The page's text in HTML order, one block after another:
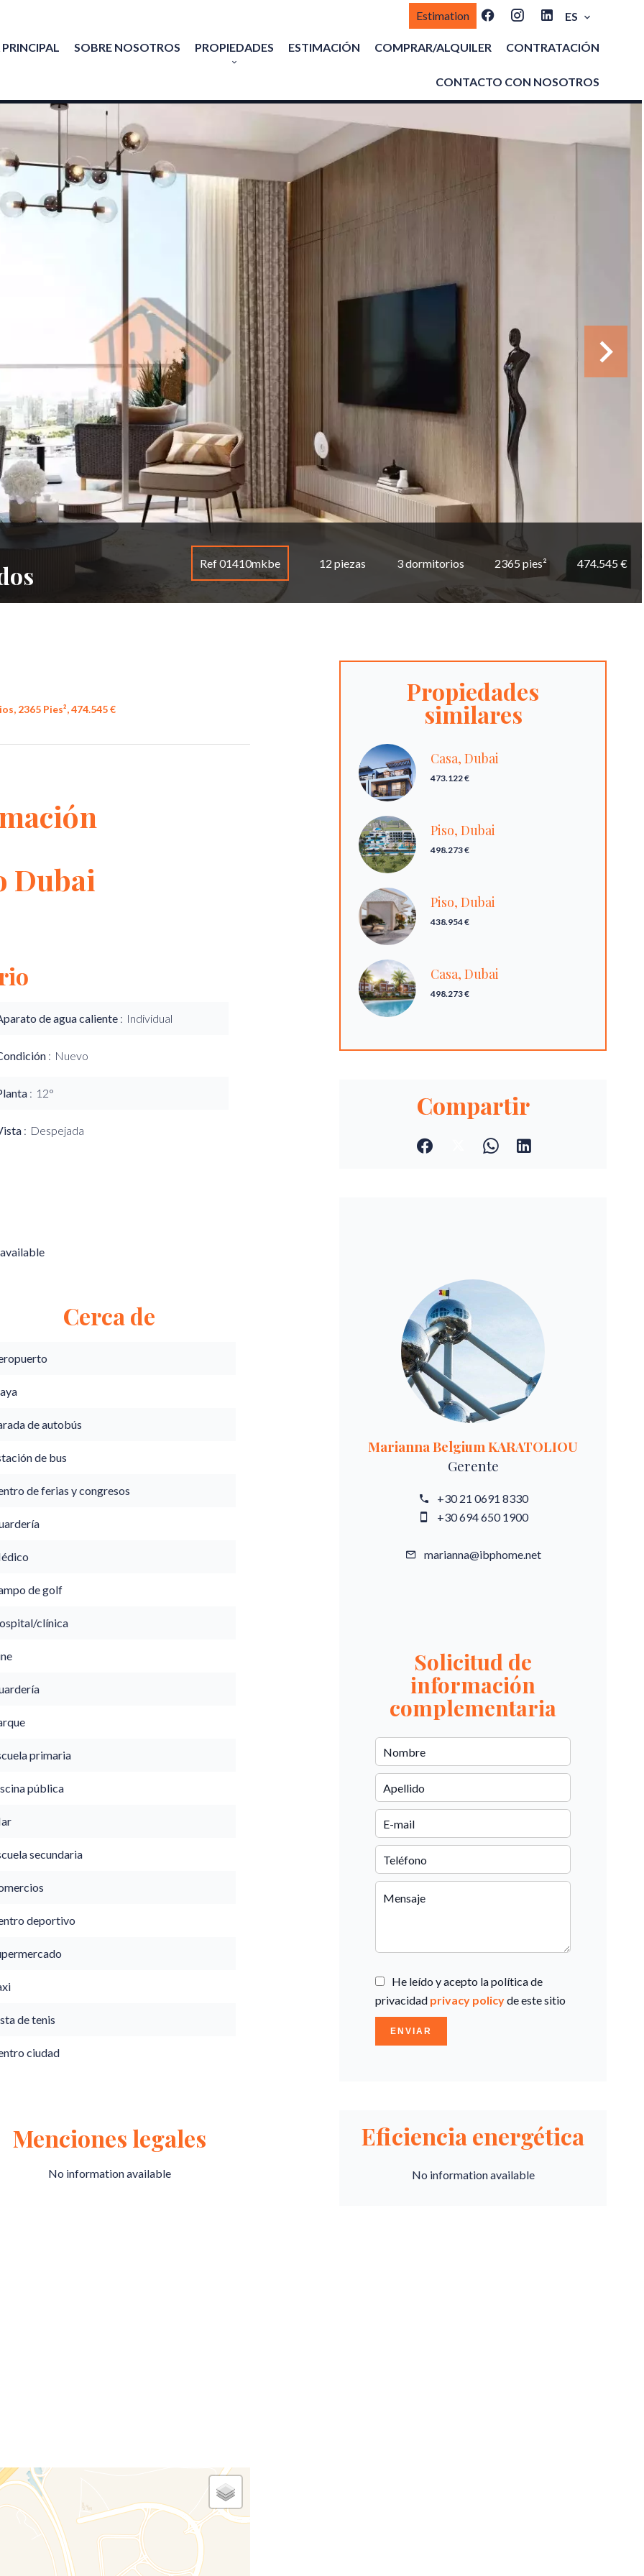
Estimation ES
SOBRE NOSOTROS PROPIEDADES ESTIMACIÓN COMPRAR/ALQUILER CONTRATACIÓN
CONTACTO CON NOSOTROS
Ref 01410mkbe 12 piezas 3 dormitorios 2365 pies² 474.545 €
2365 Pies², 474.545 €
Dubai
de agua caliente Individual
Nuevo
12°
Despejada
Cerca de
de autobús
de bus
de ferias y congresos
de golf
clínica
primaria
pública
secundaria
deportivo
de tenis
ciudad
Menciones legales
No information available
Propiedades
similares
Casa, Dubai
473.122 €
Piso, Dubai
498.273 €
Piso, Dubai
438.954 €
Casa, Dubai
498.273 €
Compartir
Marianna Belgium KARATOLIOU
Gerente
+30 21 0691 8330
+30 694 650 1900
marianna@ibphome.net
Solicitud de
información
complementaria
He leído y acepto la política de
privacidad privacy policyde este sitio
ENVIAR
Eficiencia energética
No information available